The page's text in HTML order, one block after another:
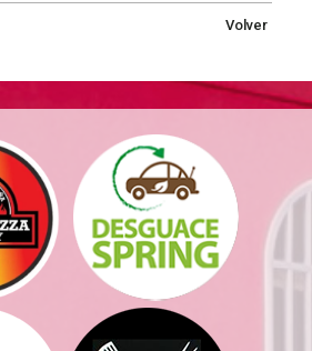
Volver